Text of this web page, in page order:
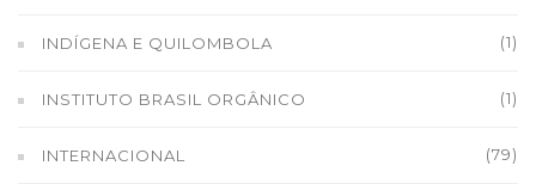
INDÍGENA E QUILOMBOLA (1)
INSTITUTO BRASIL ORGÂNICO (1)
INTERNACIONAL (79)